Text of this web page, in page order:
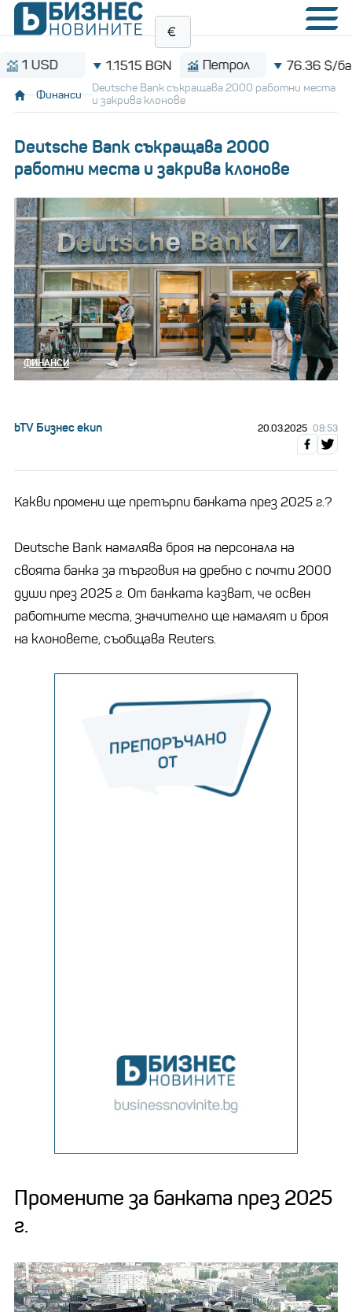
1.1515 BGN Петрол 76.36 $/барел
Финанси
Deutsche Bank съкращава 2000 работни места
и закрива клонове
Deutsche Bank съкращава 2000
работни места и закрива клонове
ФИНАНСИ
bTV Бизнес екип 20.03.2025 08:53
Какви промени ще претърпи банката през 2025 г.?
Deutsche Bank намалява броя на персонала на
своята банка за търговия на дребно с почти 2000
души през 2025 г. От банката казват, че освен
работните места, значително ще намалят и броя
на клоновете, съобщава Reuters.
Промените за банката през 2025
г.